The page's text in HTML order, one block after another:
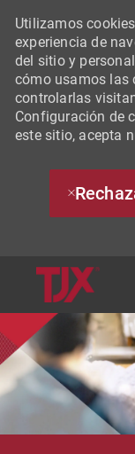
Utilizamos
experiencia de
del sitio y
cómo usamos las
controlarlas
Configuración de
este sitio, acepta